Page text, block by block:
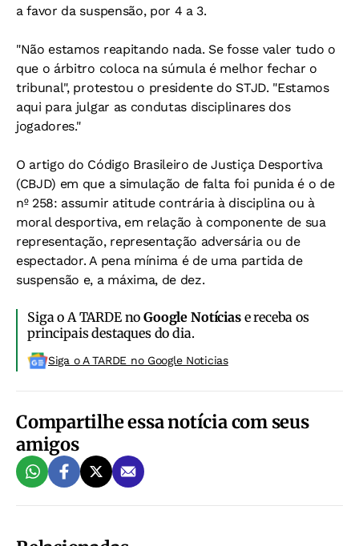
a favor da suspensão, por 4 a 3.
"Não estamos reapitando nada. Se fosse valer tudo o
que o árbitro coloca na súmula é melhor fechar o
tribunal", protestou o presidente do STJD. "Estamos
aqui para julgar as condutas disciplinares dos
jogadores."
O artigo do Código Brasileiro de Justiça Desportiva
(CBJD) em que a simulação de falta foi punida é o de
nº 258: assumir atitude contrária à disciplina ou à
moral desportiva, em relação à componente de sua
representação, representação adversária ou de
espectador. A pena mínima é de uma partida de
suspensão e, a máxima, de dez.
Siga o A TARDE noGoogle Notíciase receba os
principais destaques do dia.
Siga o A TARDE no Google Noticias
Compartilhe essa notícia com seus
amigos